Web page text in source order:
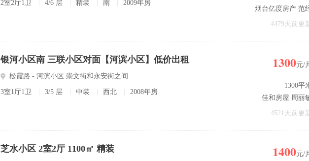
2室2厅1卫 4/6 层 精装 南 2009年房
烟台亿度房产 范
4479天前更
银河小区南 三联小区对面【河滨小区】低价出租
松霞路 - 河滨小区 崇文街和永安街之间
3室1厅1卫 3/5 层 中装 西北 2008年房
1300元/
1300平
佳和房屋 周丽
4521天前更
芝水小区 2室2厅 1100㎡ 精装 1400元/